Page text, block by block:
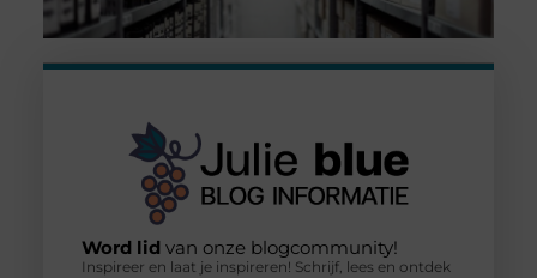
Word lid van onze blogcommunity!
Inspireer en laat je inspireren! Schrijf, lees en ontdek